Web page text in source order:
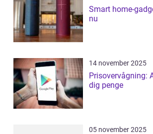
Smart home-
nu
14 november 2025
Prisovervågning:
dig penge
05 november 2025